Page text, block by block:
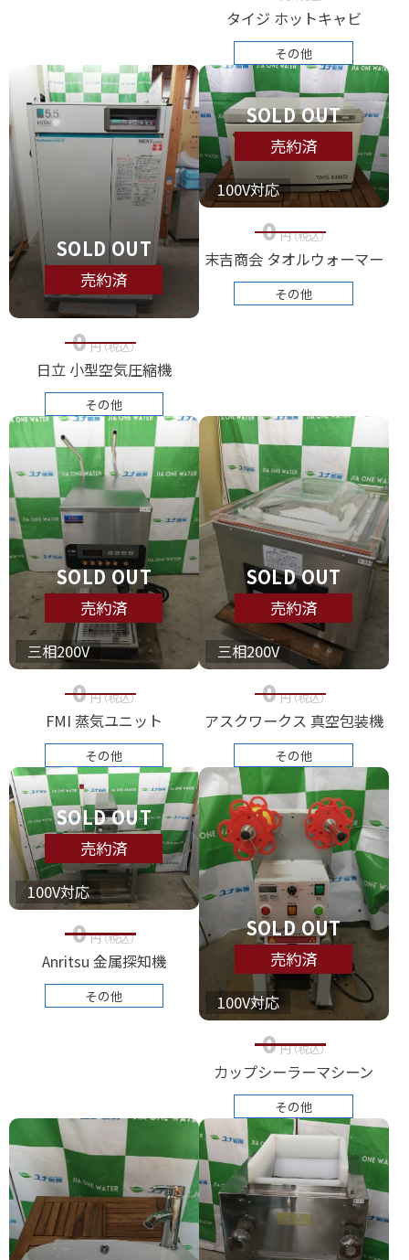
タイジ ホットキャビ
その他
SOLD OUT
売約済
0 円（税込）
日立 小型空気圧縮機
その他
SOLD OUT
売約済
100V対応
0 円（税込）
末吉商会 タオルウォーマー
その他
SOLD OUT
売約済
三相200V
0 円（税込）
FMI 蒸気ユニット
その他
SOLD OUT
売約済
三相200V
0 円（税込）
アスクワークス 真空包装機
その他
SOLD OUT
売約済
100V対応
0 円（税込）
Anritsu 金属探知機
その他
SOLD OUT
売約済
100V対応
0 円（税込）
カップシーラーマシーン
その他